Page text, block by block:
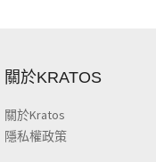
關於KRATOS
關於Kratos
隱私權政策